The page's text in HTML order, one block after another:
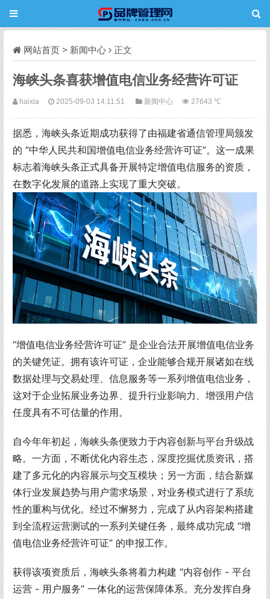
网站首页 > 新闻中心 正文
海峡头条喜获增值电信业务经营许可证
haixia 2025-09-03 14:11:51 新闻中心 27643 ℃
据悉，海峡头条近期成功获得了由福建省通信管理局颁发
的 “中华人民共和国增值电信业务经营许可证”。这一成果
标志着海峡头条正式具备开展特定增值电信服务的资质，
在数字化发展的道路上实现了重大突破。
“增值电信业务经营许可证” 是企业合法开展增值电信业务
的关键凭证。拥有该许可证，企业能够合规开展诸如在线
数据处理与交易处理、信息服务等一系列增值电信业务，
这对于企业拓展业务边界、提升行业影响力、增强用户信
任度具有不可估量的作用。
自今年年初起，海峡头条便致力于内容创新与平台升级战
略。一方面，不断优化内容生态，深度挖掘优质资讯，搭
建了多元化的内容展示与交互模块；另一方面，结合新媒
体行业发展趋势与用户需求场景，对业务模式进行了系统
性的重构与优化。经过不懈努力，完成了从内容架构搭建
到全流程运营测试的一系列关键任务，最终成功完成 “增
值电信业务经营许可证” 的申报工作。
获得该项资质后，海峡头条将着力构建 “内容创作 - 平台
运营 - 用户服务” 一体化的运营保障体系。充分发挥自身